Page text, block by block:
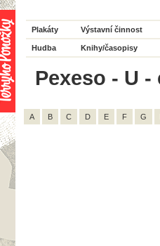
Plakáty Výstavní činnost
Hudba Knihy/časopisy
Pexeso - U -
A B C D E F G